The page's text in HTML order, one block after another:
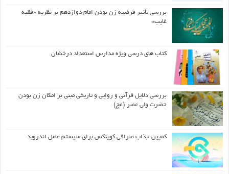
بررسی تأثیر فرضیه زن بودن امام دوازدهم بر نظریه «فقیه
غایب»
کتاب های درسی ویژه مدارس استعداد درخشان
بررسی دلایل قرآنی و روایی و تاریخی مبنی بر امکان زن بودن
حضرت ولی عصر (عج)
کمپین جذاب صرافی کوینکس برای سیستم عامل اندروید